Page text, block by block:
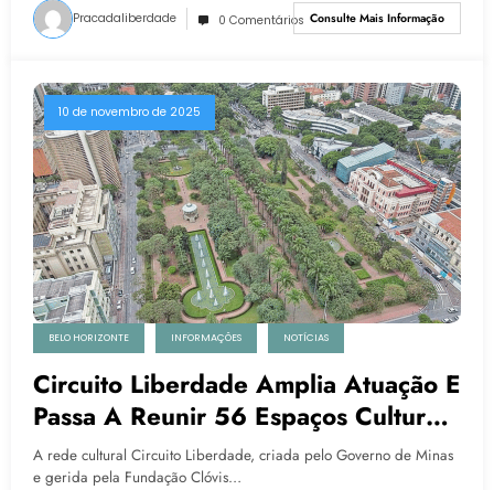
Pracadaliberdade 0 Comentários Consulte Mais Informação
10 de novembro de 2025
BELO HORIZONTE INFORMAÇÕES NOTÍCIAS
Circuito Liberdade Amplia Atuação E
Passa A Reunir 56 Espaços Culturais
Em Belo Horizonte
A rede cultural Circuito Liberdade, criada pelo Governo de Minas
e gerida pela Fundação Clóvis…